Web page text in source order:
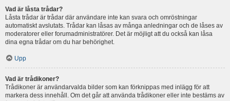
Vad är låsta trådar?
Låsta trådar är trådar där användare inte kan svara och omröstningar
automatiskt avslutats. Trådar kan låsas av många anledningar och de låses av
moderatorer eller forumadministratörer. Det är möjligt att du också kan låsa
dina egna trådar om du har behörighet.
Upp
Vad är trådikoner?
Trådikoner är användarvalda bilder som kan förknippas med inlägg för att
markera dess innehåll. Om det går att använda trådikoner eller inte bestäms av